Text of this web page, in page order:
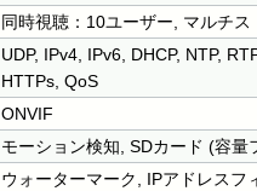
同時視聴：10ユーザー, マルチ
UDP, IPv4, IPv6, DHCP, NTP,
HTTPs, QoS
ONVIF
モーション検知, SDカード (容量
ウォーターマーク, IPアドレス